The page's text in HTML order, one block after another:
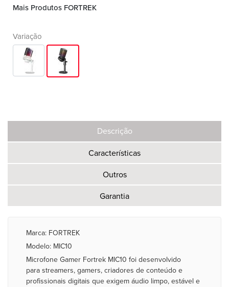
Mais Produtos FORTREK
Variação
Descrição
Características
Outros
Garantia
Marca: FORTREK
Modelo: MIC10
Microfone Gamer Fortrek MIC10 foi desenvolvido
para streamers, gamers, criadores de conteúdo e
profissionais digitais que exigem áudio limpo, estável e